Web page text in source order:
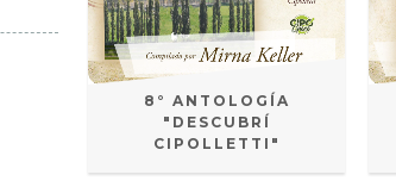
8° ANTOLOGÍA
"DESCUBRÍ
CIPOLLETTI"